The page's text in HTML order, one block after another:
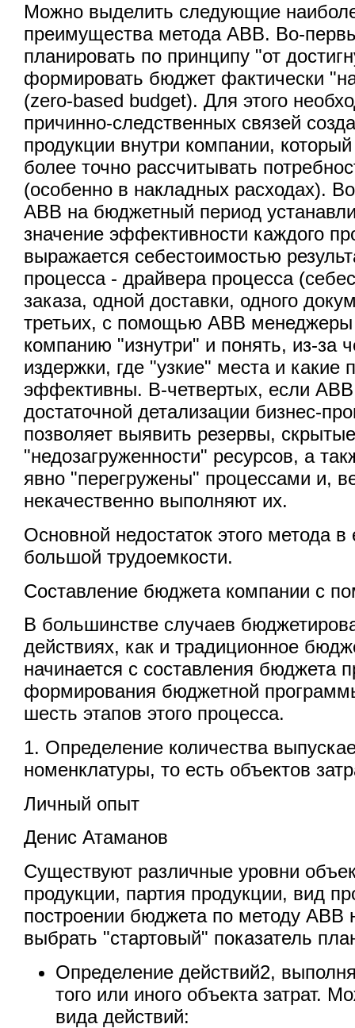
Можно выделить следующие
преимущества метода ABB. Во-
планировать по принципу "от
формировать бюджет фактически
(zero-based budget). Для этого
причинно-следственных связей
продукции внутри компании,
более точно рассчитывать
(особенно в накладных расходах).
АВВ на бюджетный период
значение эффективности каждого
выражается себестоимостью
процесса - драйвера процесса
заказа, одной доставки, одного
третьих, с помощью АВВ менеджеры
компанию "изнутри" и понять, из-за
издержки, где "узкие" места и какие
эффективны. В-четвертых, если
достаточной детализации бизнес-
позволяет выявить резервы,
"недозагруженности" ресурсов, а
явно "перегружены" процессами и,
некачественно выполняют их.
Основной недостаток этого метода в
большой трудоемкости.
Составление бюджета компании с
В большинстве случаев
действиях, как и традиционное
начинается с составления бюджета
формирования бюджетной
шесть этапов этого процесса.
1. Определение количества
номенклатуры, то есть объектов
Личный опыт
Денис Атаманов
Существуют различные уровни
продукции, партия продукции, вид
построении бюджета по методу АВВ
выбрать "стартовый" показатель
Определение действий2,
того или иного объекта затрат.
вида действий: